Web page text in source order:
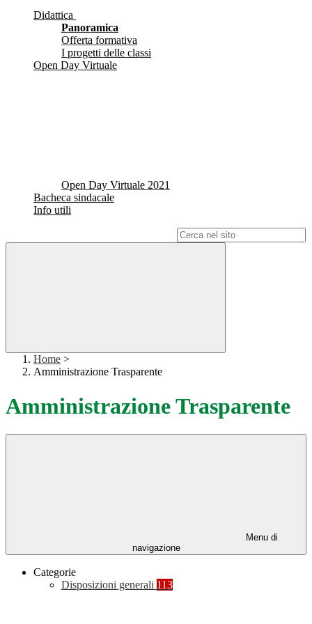
Didattica
Panoramica
Offerta formativa
I progetti delle classi
Open Day Virtuale
Open Day Virtuale 2021
Bacheca sindacale
Info utili
Home >
Amministrazione Trasparente
Amministrazione Trasparente
Menu di
navigazione
Categorie
Disposizioni generali 113